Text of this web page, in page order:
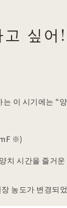
고 싶
이 시기에는 “
※)
치 시간을 즐거
농도가 변경되